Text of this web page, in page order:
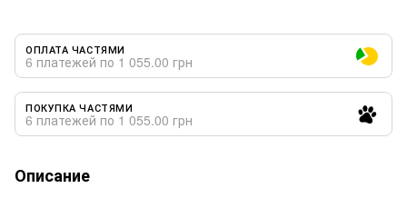
ОПЛАТА ЧАСТЯМИ
6 платежей по 1 055.00 грн
ПОКУПКА ЧАСТЯМИ
6 платежей по 1 055.00 грн
Описание